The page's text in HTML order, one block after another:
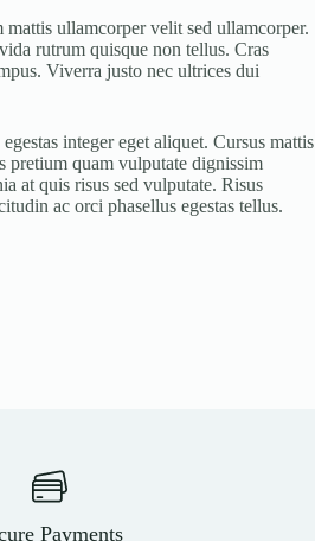
mattis ullamcorper velit sed ullamcorper.
rutrum quisque non tellus. Cras
Viverra justo nec ultrices dui
integer eget aliquet. Cursus mattis
pretium quam vulputate dignissim
at quis risus sed vulputate. Risus
ac orci phasellus egestas tellus.
Payments